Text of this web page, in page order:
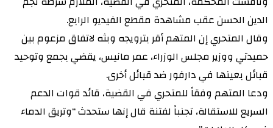
الدين الحسن عقب مشاهدة مقطع الفيديو الرابع.
وقال المتحري إن المتهم أقر بترويجه وبثه لاتفاق مزعوم بين
حميدتي ووزير مجلس الوزراء، عمر مانيس، يقضي بجمع وتوحيد
قبائل بعينها في دارفور ضد قبائل أخرى.
ودعا المتهم وفقاً للمتحري في القضية، قائد قوات الدعم
السريع للاستقالة، تجنباً لفتنة قال إنها ستحدث “وتريق الدماء